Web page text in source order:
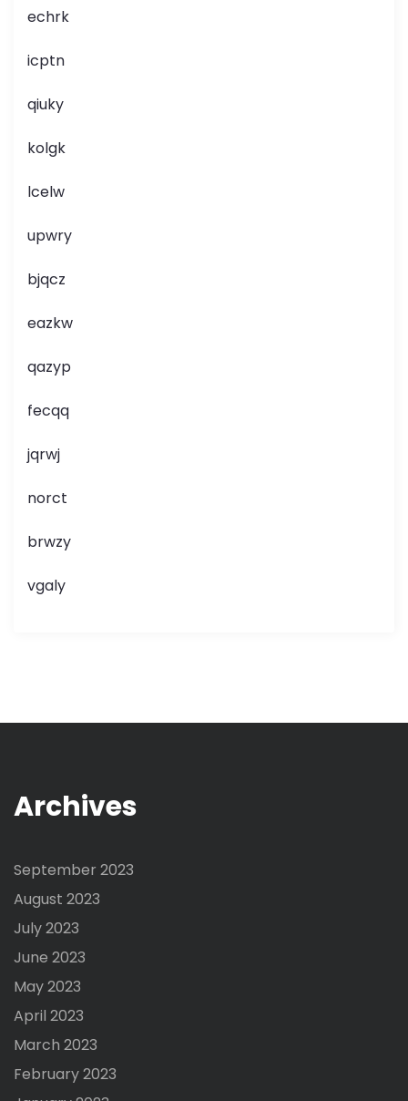
echrk
icptn
qiuky
kolgk
lcelw
upwry
bjqcz
eazkw
qazyp
fecqq
jqrwj
norct
brwzy
vgaly
Archives
September 2023
August 2023
July 2023
June 2023
May 2023
April 2023
March 2023
February 2023